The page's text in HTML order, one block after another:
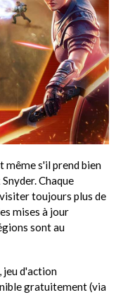
même s'il prend bien
Chaque
toujours plus de
mises à jour
sont au
jeu d'action
gratuitement (via